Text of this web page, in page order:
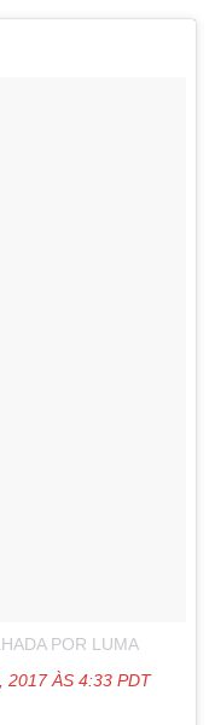
POR LUMA
2017 ÀS 4:33 PDT